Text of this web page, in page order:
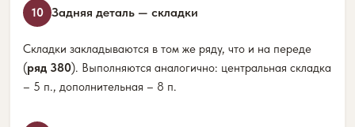
10 Задняя деталь — складки
Складки закладываются в том же ряду, что и на переде
(ряд 380). Выполняются аналогично: центральная складка
– 5 п., дополнительная – 8 п.